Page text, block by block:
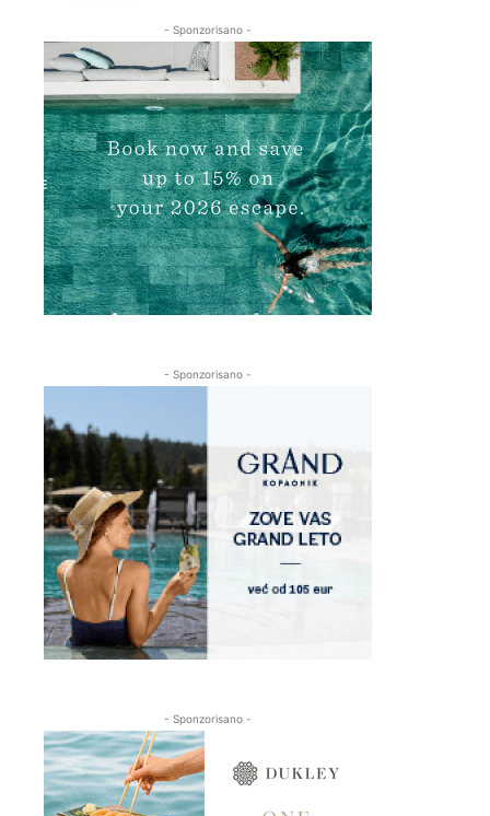
- Sponzorisano -
- Sponzorisano -
- Sponzorisano -